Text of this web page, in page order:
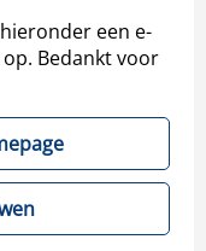
een e-
Bedankt voor